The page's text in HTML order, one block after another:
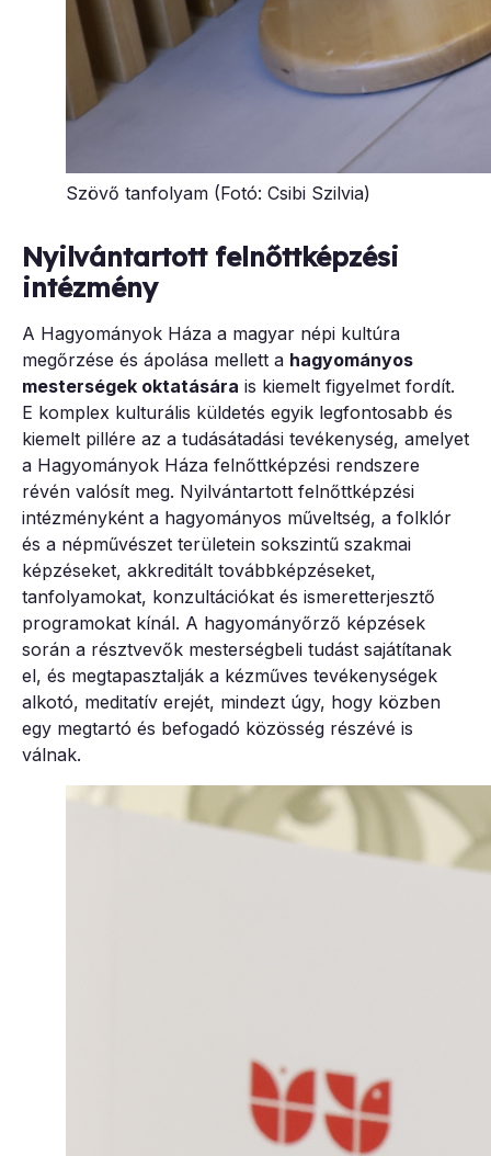
Szövő tanfolyam (Fotó: Csibi Szilvia)
Nyilvántartott felnőttképzési
intézmény
A Hagyományok Háza a magyar népi kultúra
megőrzése és ápolása mellett a hagyományos
mesterségek oktatására is kiemelt figyelmet fordít.
E komplex kulturális küldetés egyik legfontosabb és
kiemelt pillére az a tudásátadási tevékenység, amelyet
a Hagyományok Háza felnőttképzési rendszere
révén valósít meg. Nyilvántartott felnőttképzési
intézményként a hagyományos műveltség, a folklór
és a népművészet területein sokszintű szakmai
képzéseket, akkreditált továbbképzéseket,
tanfolyamokat, konzultációkat és ismeretterjesztő
programokat kínál. A hagyományőrző képzések
során a résztvevők mesterségbeli tudást sajátítanak
el, és megtapasztalják a kézműves tevékenységek
alkotó, meditatív erejét, mindezt úgy, hogy közben
egy megtartó és befogadó közösség részévé is
válnak.